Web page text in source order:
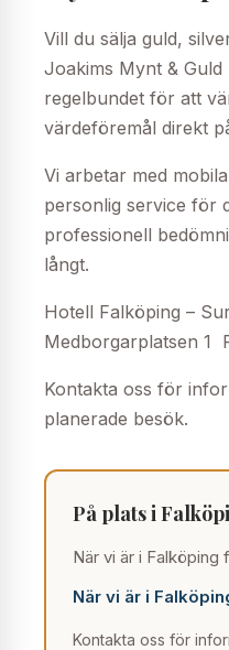
Vill du sälja guld,
Joakims Mynt &
regelbundet för att
värdeföremål direkt
Vi arbetar med
personlig service för
professionell
långt.
Hotell Falköping –
Medborgarplatsen 1
Kontakta oss för
planerade besök.
På plats i
När vi är i Falköping
När vi är i
Kontakta oss för